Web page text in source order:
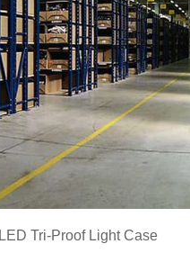
LED Tri-Proof Light Case